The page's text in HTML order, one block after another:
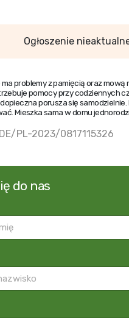
Ogłoszenie
ma problemy z pamięcią oraz mową
pomocy przy codziennych
porusza się samodzielnie.
Mieszka sama w domu
PL-2023/0817115326
do nas